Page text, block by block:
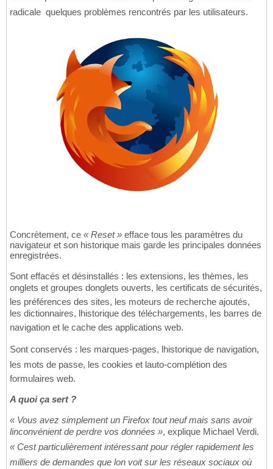
radicale  quelques problèmes rencontrés par les utilisateurs.
Concrètement, ce « Reset » efface tous les paramètres du
navigateur et son historique mais garde les principales données
enregistrées.
Sont effacés et désinstallés : les extensions, les thèmes, les
onglets et groupes donglets ouverts, les certificats de sécurités,
les préférences des sites, les moteurs de recherche ajoutés,
les dictionnaires, lhistorique des téléchargements, les barres de
navigation et le cache des applications web.
Sont conservés : les marques-pages, lhistorique de navigation,
les mots de passe, les cookies et lauto-complétion des
formulaires web.
A quoi ça sert ?
« Vous avez simplement un Firefox tout neuf mais sans avoir
linconvénient de perdre vos données », explique Michael Verdi.
« Cest particulièrement intéressant pour régler rapidement les
milliers de demandes que lon voit sur les réseaux sociaux où